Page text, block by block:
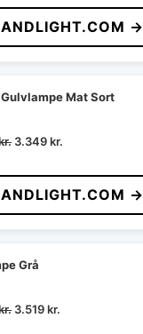
pris
var:
6.999 kr..
pris
er:
4.355 kr..
ANDLIGHT.COM →
Mat Sort
Den
pris
var:
4.795 kr..
3.349kr.
pris
er:
3.349 kr..
ANDLIGHT.COM →
Grå
Den
3.519kr.